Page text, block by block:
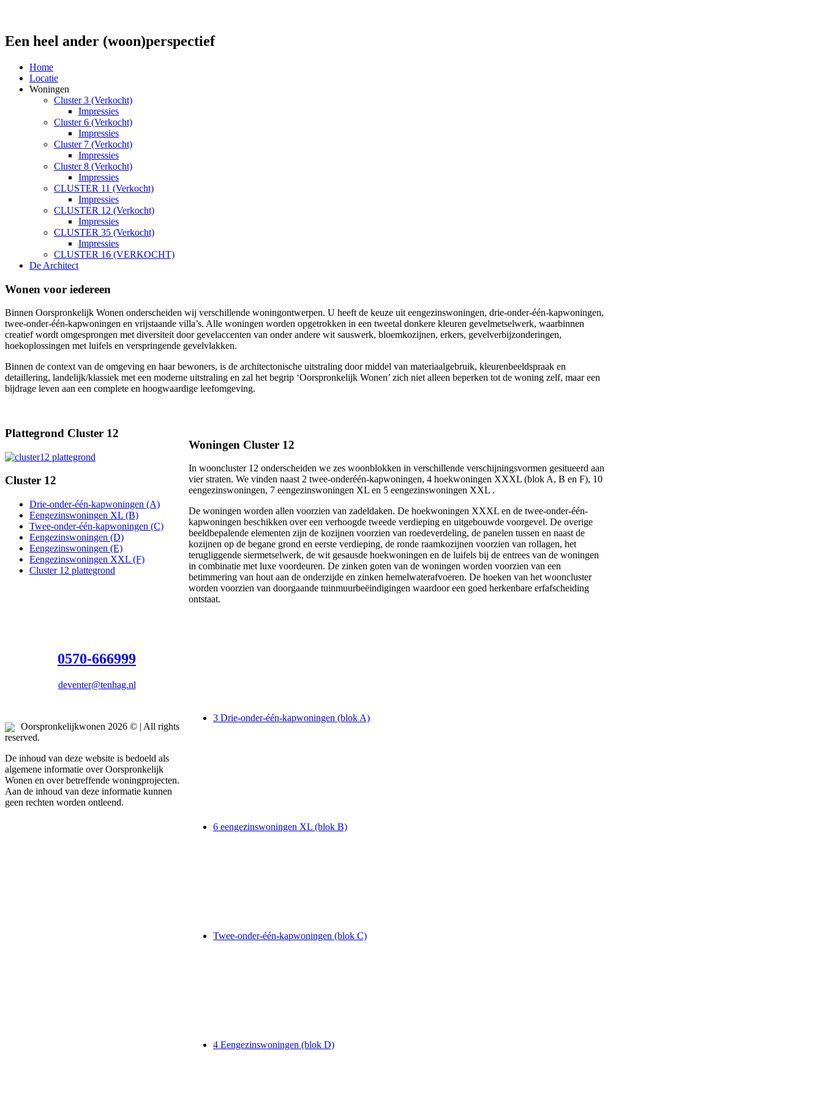
Een heel ander (woon)perspectief
Home
Locatie
Woningen
Cluster 3 (Verkocht)
Impressies
Cluster 6 (Verkocht)
Impressies
Cluster 7 (Verkocht)
Impressies
Cluster 8 (Verkocht)
Impressies
CLUSTER 11 (Verkocht)
Impressies
CLUSTER 12 (Verkocht)
Impressies
CLUSTER 35 (Verkocht)
Impressies
CLUSTER 16 (VERKOCHT)
De Architect
Wonen voor iedereen
Binnen Oorspronkelijk Wonen onderscheiden wij verschillende woningontwerpen. U heeft de keuze uit eengezinswoningen, drie-onder-één-kapwoningen,
twee-onder-één-kapwoningen en vrijstaande villa’s. Alle woningen worden opgetrokken in een tweetal donkere kleuren gevelmetselwerk, waarbinnen
creatief wordt omgesprongen met diversiteit door gevelaccenten van onder andere wit sauswerk, bloemkozijnen, erkers, gevelverbijzonderingen,
hoekoplossingen met luifels en verspringende gevelvlakken.
Binnen de context van de omgeving en haar bewoners, is de architectonische uitstraling door middel van materiaalgebruik, kleurenbeeldspraak en
detaillering, landelijk/klassiek met een moderne uitstraling en zal het begrip ‘Oorspronkelijk Wonen’ zich niet alleen beperken tot de woning zelf, maar een
bijdrage leven aan een complete en hoogwaardige leefomgeving.
Woningen Cluster 12
In wooncluster 12 onderscheiden we zes woonblokken in verschillende verschijningsvormen gesitueerd aan
vier straten. We vinden naast 2 twee-onderéén-kapwoningen, 4 hoekwoningen XXXL (blok A, B en F), 10
eengezinswoningen, 7 eengezinswoningen XL en 5 eengezinswoningen XXL .
De woningen worden allen voorzien van zadeldaken. De hoekwoningen XXXL en de twee-onder-één-
kapwoningen beschikken over een verhoogde tweede verdieping en uitgebouwde voorgevel. De overige
beeldbepalende elementen zijn de kozijnen voorzien van roedeverdeling, de panelen tussen en naast de
kozijnen op de begane grond en eerste verdieping, de ronde raamkozijnen voorzien van rollagen, het
terugliggende siermetselwerk, de wit gesausde hoekwoningen en de luifels bij de entrees van de woningen
in combinatie met luxe voordeuren. De zinken goten van de woningen worden voorzien van een
betimmering van hout aan de onderzijde en zinken hemelwaterafvoeren. De hoeken van het wooncluster
worden voorzien van doorgaande tuinmuurbeëindigingen waardoor een goed herkenbare erfafscheiding
ontstaat.
3 Drie-onder-één-kapwoningen (blok A)
6 eengezinswoningen XL (blok B)
Twee-onder-één-kapwoningen (blok C)
4 Eengezinswoningen (blok D)
Plattegrond Cluster 12
Cluster 12
Drie-onder-één-kapwoningen (A)
Eengezinswoningen XL (B)
Twee-onder-één-kapwoningen (C)
Eengezinswoningen (D)
Eengezinswoningen (E)
Eengezinswoningen XXL (F)
Cluster 12 plattegrond
0570-666999
deventer@tenhag.nl
Oorspronkelijkwonen 2026 © | All rights
reserved.
De inhoud van deze website is bedoeld als
algemene informatie over Oorspronkelijk
Wonen en over betreffende woningprojecten.
Aan de inhoud van deze informatie kunnen
geen rechten worden ontleend.